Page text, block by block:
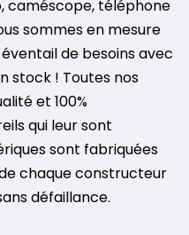
caméscope, téléphone
sommes en mesure
de besoins avec
stock ! Toutes nos
et 100%
qui leur sont
sont fabriquées
chaque constructeur
défaillance.